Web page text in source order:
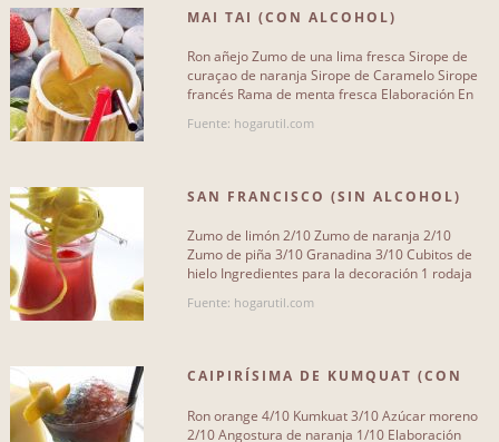
MAI TAI (CON ALCOHOL)
Ron añejo Zumo de una lima fresca Sirope de
curaçao de naranja Sirope de Caramelo Sirope
francés Rama de menta fresca Elaboración En
Fuente: hogarutil.com
SAN FRANCISCO (SIN ALCOHOL)
Zumo de limón 2/10 Zumo de naranja 2/10
Zumo de piña 3/10 Granadina 3/10 Cubitos de
hielo Ingredientes para la decoración 1 rodaja
Fuente: hogarutil.com
CAIPIRÍSIMA DE KUMQUAT (CON
Ron orange 4/10 Kumkuat 3/10 Azúcar moreno
2/10 Angostura de naranja 1/10 Elaboración